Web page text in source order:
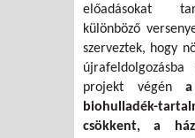
előadásokat
különböző
szerveztek, hogy
projekt végén
biohulladék-
csökkent, a